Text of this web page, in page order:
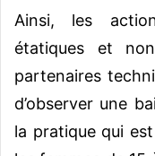
Ainsi, les
étatiques et
partenaires
d’observer une
la pratique qui